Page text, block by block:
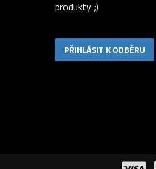
produkty ;)
PŘIHLÁSIT K ODBĚRU